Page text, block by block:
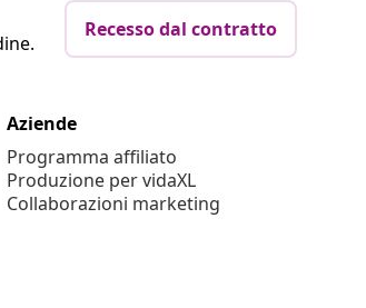
Recesso dal contratto
Aziende
Programma affiliato
Produzione per vidaXL
Collaborazioni marketing